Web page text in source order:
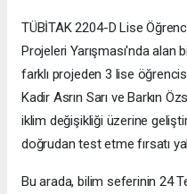
TÜBİTAK 2204-D Lise
Projeleri Yarışması'nda
farklı projeden 3 lise
Kadir Asrın Sarı ve Barkın
iklim değişikliği üzerine
doğrudan test etme fırsatı
Bu arada, bilim seferinin 24